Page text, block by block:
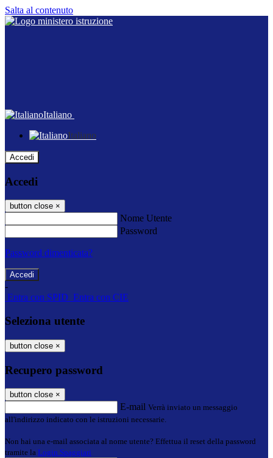
Salta al contenuto
Italiano
Italiano
Accedi
Accedi
button close ×
Nome Utente
Password
Password dimenticata?
-
Entra con SPID Entra con CIE
Seleziona utente
button close ×
Recupero password
button close ×
E-mail Verrà inviato un messaggio
all'indirizzo indicato con le istruzioni necessarie.
Non hai una e-mail associata al nome utente? Effettua il reset della password
tramite la Login Spaggiari